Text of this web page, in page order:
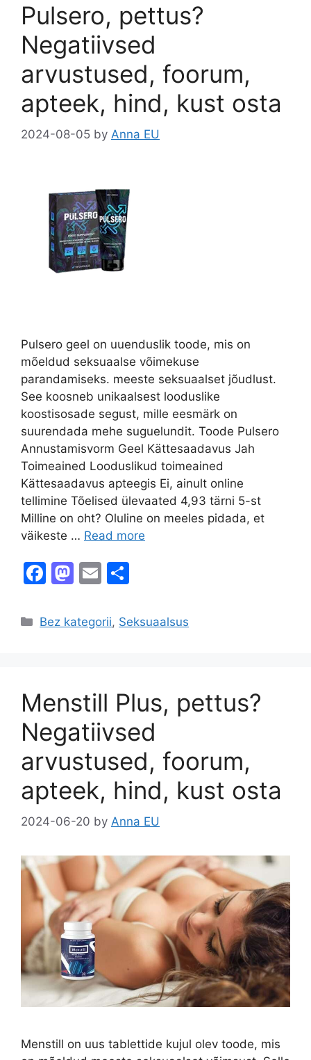
o
k
n
Pulsero, pettus?
Negatiivsed
arvustused, foorum,
apteek, hind, kust osta
2024-08-05 by Anna EU
Pulsero geel on uuenduslik toode, mis on
mõeldud seksuaalse võimekuse
parandamiseks. meeste seksuaalset jõudlust.
See koosneb unikaalsest looduslike
koostisosade segust, mille eesmärk on
suurendada mehe suguelundit. Toode Pulsero
Annustamisvorm Geel Kättesaadavus Jah
Toimeained Looduslikud toimeained
Kättesaadavus apteegis Ei, ainult online
tellimine Tõelised ülevaated 4,93 tärni 5-st
Milline on oht? Oluline on meeles pidada, et
väikeste … Read more
F
c
o
k
M
st
n
E
ai ar
Categories
Bez kategorii, Seksuaalsus
Menstill Plus, pettus?
Negatiivsed
arvustused, foorum,
apteek, hind, kust osta
2024-06-20 by Anna EU
Menstill on uus tablettide kujul olev toode, mis